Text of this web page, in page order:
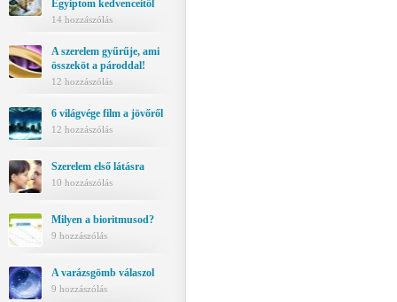
Egyiptom kedvenceitől
14 hozzászólás
A szerelem gyűrűje, ami
összeköt a pároddal!
12 hozzászólás
6 világvége film a jövőről
12 hozzászólás
Szerelem első látásra
10 hozzászólás
Milyen a bioritmusod?
9 hozzászólás
A varázsgömb válaszol
9 hozzászólás